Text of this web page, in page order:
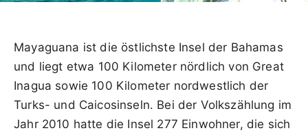
Mayaguana ist die östlichste Insel der Bahamas
und liegt etwa 100 Kilometer nördlich von Great
Inagua sowie 100 Kilometer nordwestlich der
Turks- und Caicosinseln. Bei der Volkszählung im
Jahr 2010 hatte die Insel 277 Einwohner, die sich